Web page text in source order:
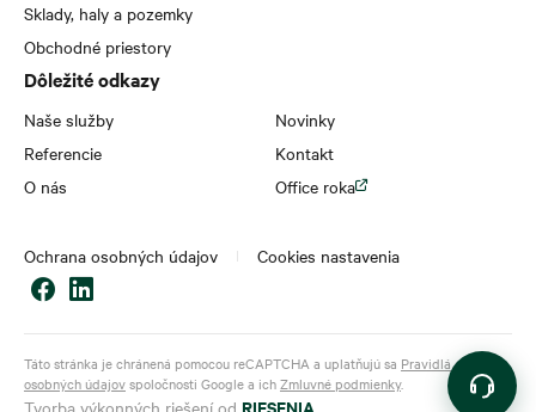
Sklady, haly a pozemky
Obchodné priestory
Dôležité odkazy
Naše služby
Referencie
O nás
Novinky
Kontakt
Office roka
Ochrana osobných údajov Cookies nastavenia
Táto stránka je chránená pomocou reCAPTCHA a uplatňujú sa Pravidlá ochrany
osobných údajovspoločnosti Google a ichZmluvné podmienky.
Tvorba výkonných riešení od RIESENIA